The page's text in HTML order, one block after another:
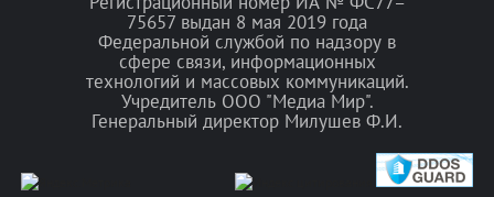
75657 выдан 8 мая 2019 года
Федеральной службой по надзору в
сфере связи, информационных
технологий и массовых коммуникаций.
Учредитель ООО "Медиа Мир".
Генеральный директор Милушев Ф.И.